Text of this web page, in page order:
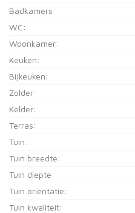
Badkamers:
WC:
Woonkamer:
Keuken:
Bijkeuken:
Zolder:
Kelder:
Terras:
Tuin:
Tuin breedte:
Tuin diepte:
Tuin oriëntatie:
Tuin kwaliteit: